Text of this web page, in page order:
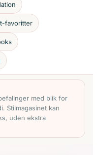
favoritter
med blik for
Stilmagasinet kan
uden ekstra